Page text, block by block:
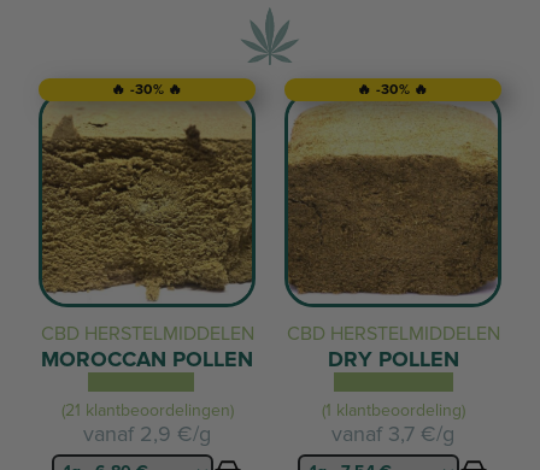
🔥 -30% 🔥
CBD HERSTELMIDDELEN
MOROCCAN POLLEN
(21 klantbeoordelingen)
vanaf 2,9 €/g
🔥 -30% 🔥
CBD HERSTELMIDDELEN
DRY POLLEN
(1 klantbeoordeling)
vanaf 3,7 €/g